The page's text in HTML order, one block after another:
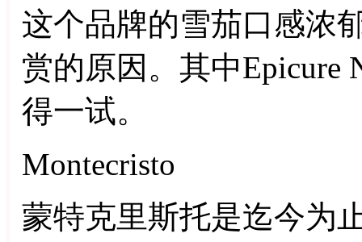
这个品牌的雪茄口感浓
赏的原因。其中Epicure
得一试。
Montecristo
蒙特克里斯托是迄今为